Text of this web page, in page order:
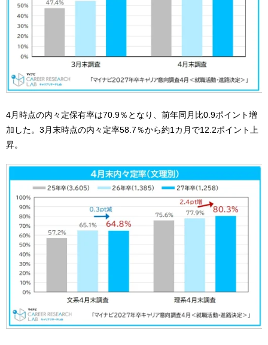
4月時点の内々定保有率は70.9％となり、前年同月比0.9ポイント増
加した。3月末時点の内々定率58.7％から約1カ月で12.2ポイント上
昇。